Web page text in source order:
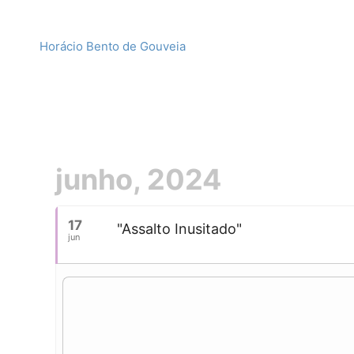
Horácio Bento de Gouveia
junho, 2024
17
jun "Assalto Inusitado"